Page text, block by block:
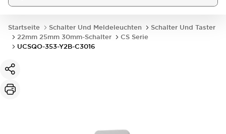
Startseite Schalter Und Meldeleuchten
Schalter Und Taster
22mm 25mm 30mm-Schalter
CS Serie
UCSQO-353-Y2B-C3016